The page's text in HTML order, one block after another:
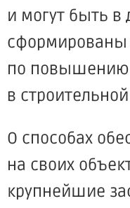
и могут быть
по повышению
в
О способах
на своих
крупнейшие